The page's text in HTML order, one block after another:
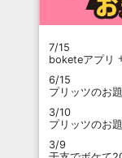
7/15
boketeアプリ
6/15
プリッツのお
3/10
プリッツのお
3/9